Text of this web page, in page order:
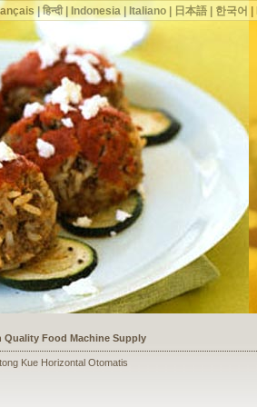
a Shoe Seller to Start a Food Business
Kue Horizontal Otomatis
|हिन्दी| Indonesia| Italiano| 日本語| 한국어